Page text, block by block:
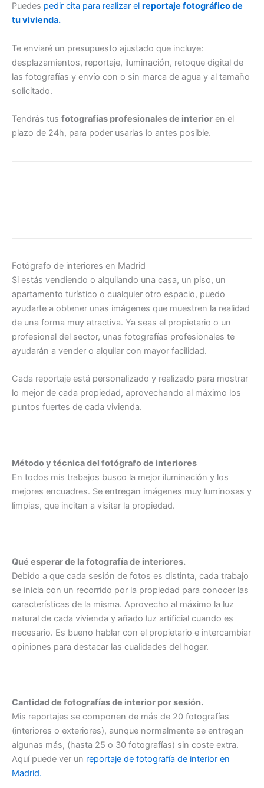
Puedes pedir cita para realizar el reportaje fotográfico de
tu vivienda.
Te enviaré un presupuesto ajustado que incluye:
desplazamientos, reportaje, iluminación, retoque digital de
las fotografías y envío con o sin marca de agua y al tamaño
solicitado.
Tendrás tus fotografías profesionales de interior en el
plazo de 24h, para poder usarlas lo antes posible.
Fotógrafo de interiores en Madrid
Si estás vendiendo o alquilando una casa, un piso, un
apartamento turístico o cualquier otro espacio, puedo
ayudarte a obtener unas imágenes que muestren la realidad
de una forma muy atractiva. Ya seas el propietario o un
profesional del sector, unas fotografías profesionales te
ayudarán a vender o alquilar con mayor facilidad.
Cada reportaje está personalizado y realizado para mostrar
lo mejor de cada propiedad, aprovechando al máximo los
puntos fuertes de cada vivienda.
Método y técnica del fotógrafo de interiores
En todos mis trabajos busco la mejor iluminación y los
mejores encuadres. Se entregan imágenes muy luminosas y
limpias, que incitan a visitar la propiedad.
Qué esperar de la fotografía de interiores.
Debido a que cada sesión de fotos es distinta, cada trabajo
se inicia con un recorrido por la propiedad para conocer las
características de la misma. Aprovecho al máximo la luz
natural de cada vivienda y añado luz artificial cuando es
necesario. Es bueno hablar con el propietario e intercambiar
opiniones para destacar las cualidades del hogar.
Cantidad de fotografías de interior por sesión.
Mis reportajes se componen de más de 20 fotografías
(interiores o exteriores), aunque normalmente se entregan
algunas más, (hasta 25 o 30 fotografías) sin coste extra.
Aquí puede ver un reportaje de fotografía de interior en
Madrid.